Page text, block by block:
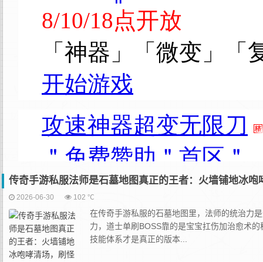
传奇手游私服法师是石墓地图真正的王者：火墙铺地冰咆
2026-06-30 102 ℃
在传奇手游私服的石墓地图里，法师的统治力
力，道士单刷BOSS靠的是宝宝扛伤加治愈术
技能体系才是真正的版本...